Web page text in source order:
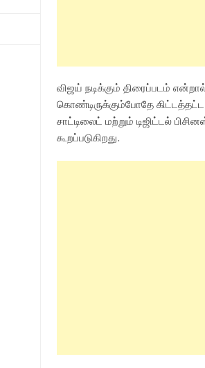
விஜய் நடிக்கும் திரைப்படம்
கொண்டிருக்கும்போதே கிட்டத்தட்ட
சாட்டிலைட் மற்றும் டிஜிட்டல்
கூறப்படுகிறது.